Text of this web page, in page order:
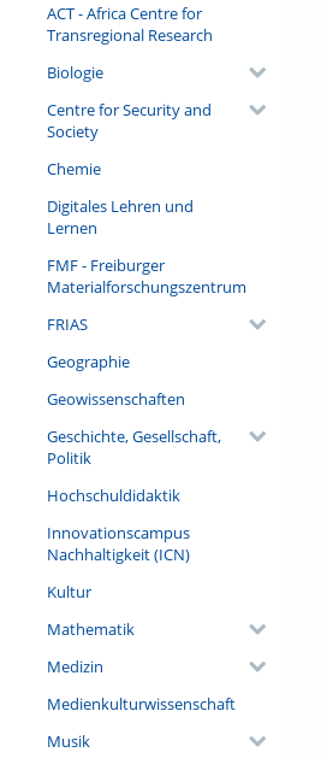
ACT - Africa Centre for
Transregional Research
Biologie
Centre for Security and
Society
Chemie
Digitales Lehren und
Lernen
FMF - Freiburger
Materialforschungszentrum
FRIAS
Geographie
Geowissenschaften
Geschichte, Gesellschaft,
Politik
Hochschuldidaktik
Innovationscampus
Nachhaltigkeit (ICN)
Kultur
Mathematik
Medizin
Medienkulturwissenschaft
Musik